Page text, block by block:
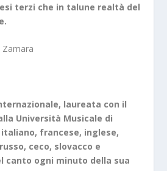
terzi che in talune realtà del
Zamara
laureata con il
Università Musicale di
francese, inglese,
ceco, slovacco e
canto ogni minuto della sua